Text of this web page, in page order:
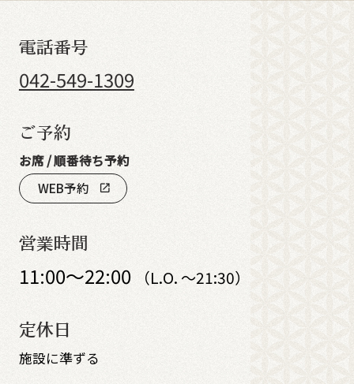
電話番号
042-549-1309
ご予約
お席 / 順番待ち予約
WEB予約
open_in_new
営業時間
11:00～22:00 （L.O. ～21:30）
定休日
施設に準ずる